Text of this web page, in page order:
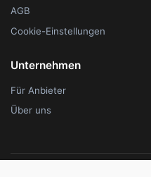
AGB
Cookie-Einstellungen
Unternehmen
Für Anbieter
Über uns